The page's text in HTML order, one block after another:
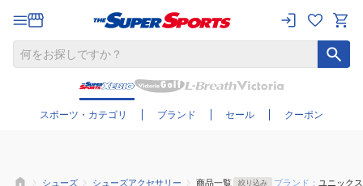
スポーツ・カテゴリ ブランド セール クーポン
さらに絞り込む
シューズ シューズアクセサリー 商品一覧 絞り込み ブランド： ユニックス